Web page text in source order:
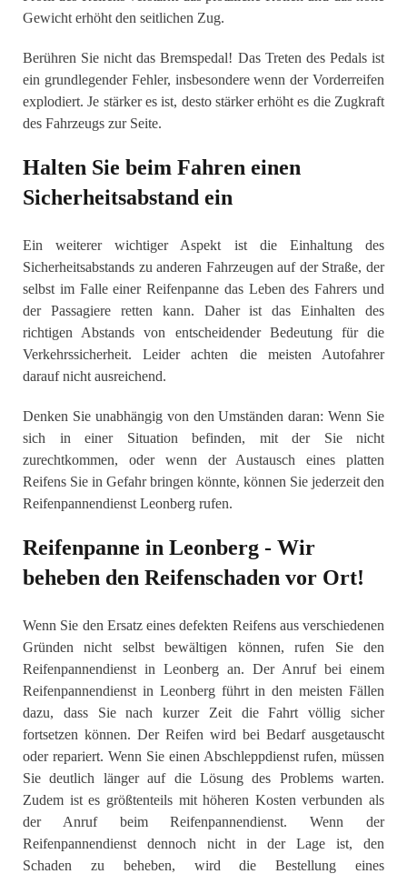
Gewicht erhöht den seitlichen Zug.
Berühren Sie nicht das Bremspedal! Das Treten des Pedals ist
ein grundlegender Fehler, insbesondere wenn der Vorderreifen
explodiert. Je stärker es ist, desto stärker erhöht es die Zugkraft
des Fahrzeugs zur Seite.
Halten Sie beim Fahren einen
Sicherheitsabstand ein
Ein weiterer wichtiger Aspekt ist die Einhaltung des
Sicherheitsabstands zu anderen Fahrzeugen auf der Straße, der
selbst im Falle einer Reifenpanne das Leben des Fahrers und
der Passagiere retten kann. Daher ist das Einhalten des
richtigen Abstands von entscheidender Bedeutung für die
Verkehrssicherheit. Leider achten die meisten Autofahrer
darauf nicht ausreichend.
Denken Sie unabhängig von den Umständen daran: Wenn Sie
sich in einer Situation befinden, mit der Sie nicht
zurechtkommen, oder wenn der Austausch eines platten
Reifens Sie in Gefahr bringen könnte, können Sie jederzeit den
Reifenpannendienst Leonberg rufen.
Reifenpanne in Leonberg - Wir
beheben den Reifenschaden vor Ort!
Wenn Sie den Ersatz eines defekten Reifens aus verschiedenen
Gründen nicht selbst bewältigen können, rufen Sie den
Reifenpannendienst in Leonberg an. Der Anruf bei einem
Reifenpannendienst in Leonberg führt in den meisten Fällen
dazu, dass Sie nach kurzer Zeit die Fahrt völlig sicher
fortsetzen können. Der Reifen wird bei Bedarf ausgetauscht
oder repariert. Wenn Sie einen Abschleppdienst rufen, müssen
Sie deutlich länger auf die Lösung des Problems warten.
Zudem ist es größtenteils mit höheren Kosten verbunden als
der Anruf beim Reifenpannendienst. Wenn der
Reifenpannendienst dennoch nicht in der Lage ist, den
Schaden zu beheben, wird die Bestellung eines